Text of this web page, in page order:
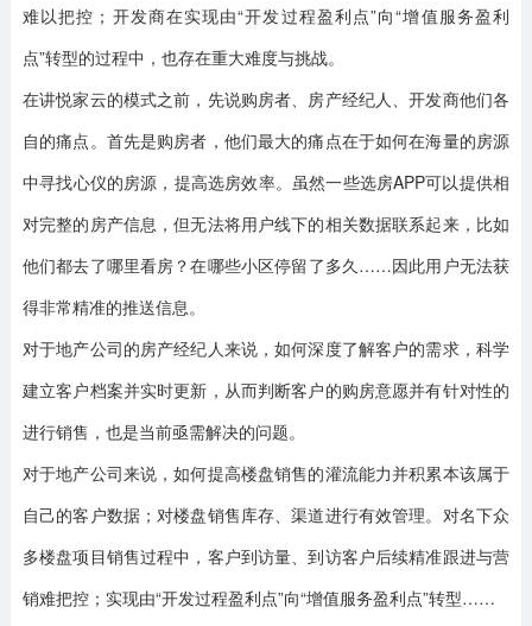
难以把控；开发商在实现由“开发过程盈利点”向“增值服务盈利
点”转型的过程中，也存在重大难度与挑战。
在讲悦家云的模式之前，先说购房者、房产经纪人、开发商他们各
自的痛点。首先是购房者，他们最大的痛点在于如何在海量的房源
中寻找心仪的房源，提高选房效率。虽然一些选房APP可以提供相
对完整的房产信息，但无法将用户线下的相关数据联系起来，比如
他们都去了哪里看房？在哪些小区停留了多久……因此用户无法获
得非常精准的推送信息。
对于地产公司的房产经纪人来说，如何深度了解客户的需求，科学
建立客户档案并实时更新，从而判断客户的购房意愿并有针对性的
进行销售，也是当前亟需解决的问题。
对于地产公司来说，如何提高楼盘销售的灌流能力并积累本该属于
自己的客户数据；对楼盘销售库存、渠道进行有效管理。对名下众
多楼盘项目销售过程中，客户到访量、到访客户后续精准跟进与营
销难把控；实现由“开发过程盈利点”向“增值服务盈利点”转型……